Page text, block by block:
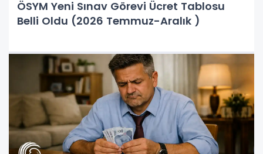
ÖSYM Yeni Sınav Görevi Ücret Tablosu
Belli Oldu (2026 Temmuz-Aralık )